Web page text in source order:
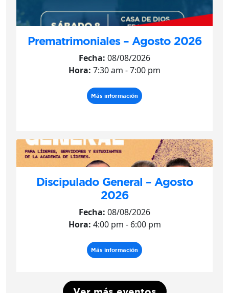
Prematrimoniales – Agosto 2026
Fecha: 08/08/2026
Hora: 7:30 am - 7:00 pm
Más información
Discipulado General – Agosto
2026
Fecha: 08/08/2026
Hora: 4:00 pm - 6:00 pm
Más información